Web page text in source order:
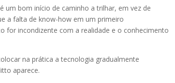
um bom início de caminho a trilhar, em vez de
a falta de know-how em um primeiro
for incondizente com a realidade e o conhecimento
na prática a tecnologia gradualmente
aparece.